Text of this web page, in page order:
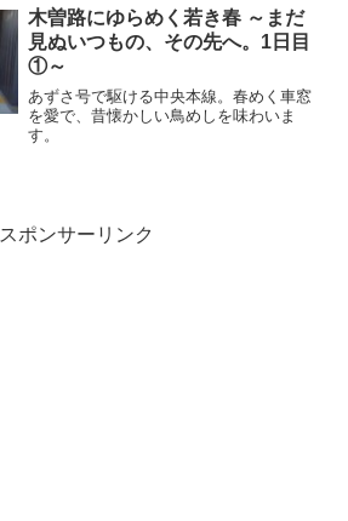
木曽路にゆらめく若き春 ～まだ
見ぬいつもの、その先へ。1日目
①～
あずさ号で駆ける中央本線。春めく車窓
を愛で、昔懐かしい鳥めしを味わいま
す。
スポンサーリンク